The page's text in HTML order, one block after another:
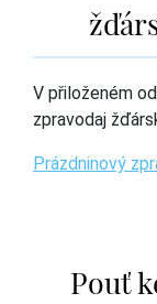
V přiloženém
zpravodaj
Prázdninový
Pouť